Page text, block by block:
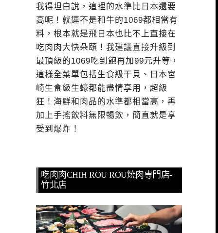
我得坦白說，這裡的水準比日本還要
高呢！就連不是和牛的1069都相當有
料，根本就是飛日本也比不上直接在
吃肉肉大快朵頤！我建議直接升級到
最頂級的1069吃到飽再加99元升等，
這樣全菜單包括生食級干貝、日本宮
崎生食級生蠔都能盡情享用，超級
狂！海鮮和肉品的水準都相當高，再
加上手搖飲料無限暢飲，簡直就是享
受到爆炸！
吃肉肉CHIH ROU ROU燒肉専門店-
竹北店